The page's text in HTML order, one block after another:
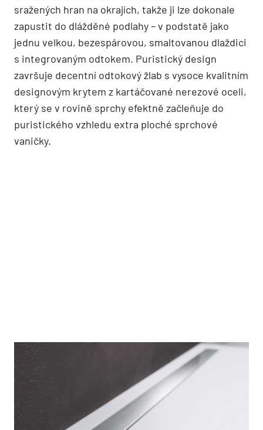
sražených hran na okrajích, takže ji lze dokonale
zapustit do dlážděné podlahy – v podstatě jako
jednu velkou, bezespárovou, smaltovanou dlaždici
s integrovaným odtokem. Puristický design
završuje decentní odtokový žlab s vysoce kvalitním
designovým krytem z kartáčované nerezové oceli,
který se v rovině sprchy efektně začleňuje do
puristického vzhledu extra ploché sprchové
vaničky.